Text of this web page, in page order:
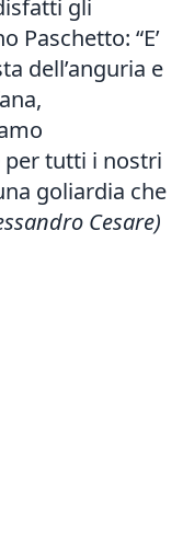
gli
Paschetto: “E’
dell’anguria e
per tutti i nostri
goliardia che
Cesare)